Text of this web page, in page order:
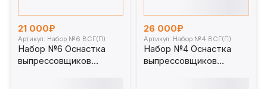
21 000₽
Артикул: Набор №6 ВСГ(П)
Набор №6 Оснастка
выпрессовщиков
26 000₽
Артикул: Набор №4 ВСГ(П)
Набор №4 Оснастка
выпрессовщиков